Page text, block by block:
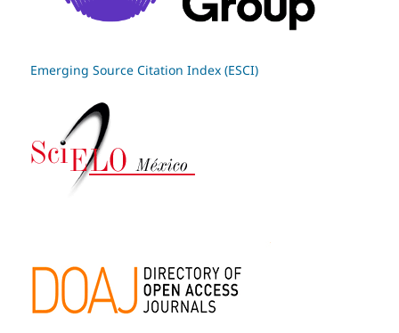
Emerging Source Citation Index (ESCI)